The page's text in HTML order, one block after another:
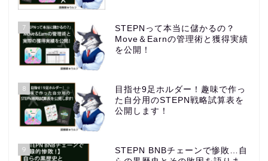
7
STEPNって本当に儲かるの？
Move＆Earnの管理術と獲得実績
を公開！
8
目指せ9足ホルダー！趣味で作っ
た自分用のSTEPN戦略試算表を
公開します！
9
STEPN BNBチェーンで惨敗…自